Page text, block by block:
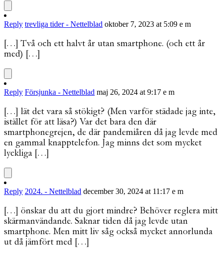
Reply trevliga tider - Nettelblad oktober 7, 2023 at 5:09 e m
[…] Två och ett halvt år utan smartphone. (och ett år
med) […]
Reply Försjunka - Nettelblad maj 26, 2024 at 9:17 e m
[…] lät det vara så stökigt? (Men varför städade jag inte,
istället för att läsa?) Var det bara den där
smartphonegrejen, de där pandemiåren då jag levde med
en gammal knapptelefon. Jag minns det som mycket
lyckliga […]
Reply 2024. - Nettelblad december 30, 2024 at 11:17 e m
[…] önskar du att du gjort mindre? Behöver reglera mitt
skärmanvändande. Saknar tiden då jag levde utan
smartphone. Men mitt liv såg också mycket annorlunda
ut då jämfört med […]